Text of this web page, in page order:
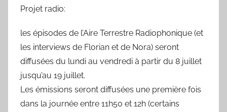
Projet radio:
les épisodes de l’Aire Terrestre Radiophonique (et
les interviews de Florian et de Nora) seront
diffusées du lundi au vendredi à partir du 8 juillet
jusqu’au 19 juillet.
Les émissions seront diffusées une première fois
dans la journée entre 11h50 et 12h (certains